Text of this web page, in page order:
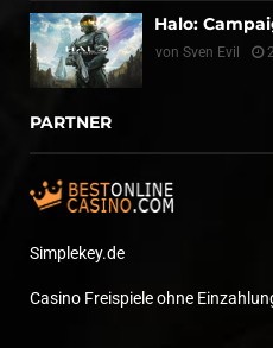
Halo:
von Sven Evil
PARTNER
Simplekey.de
Casino Freispiele ohne